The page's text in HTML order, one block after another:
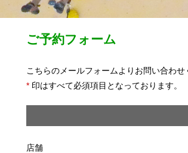
ご予約フォーム
こちらのメールフォームよりお問い合わせ
* 印はすべて必須項目となっております。
店舗